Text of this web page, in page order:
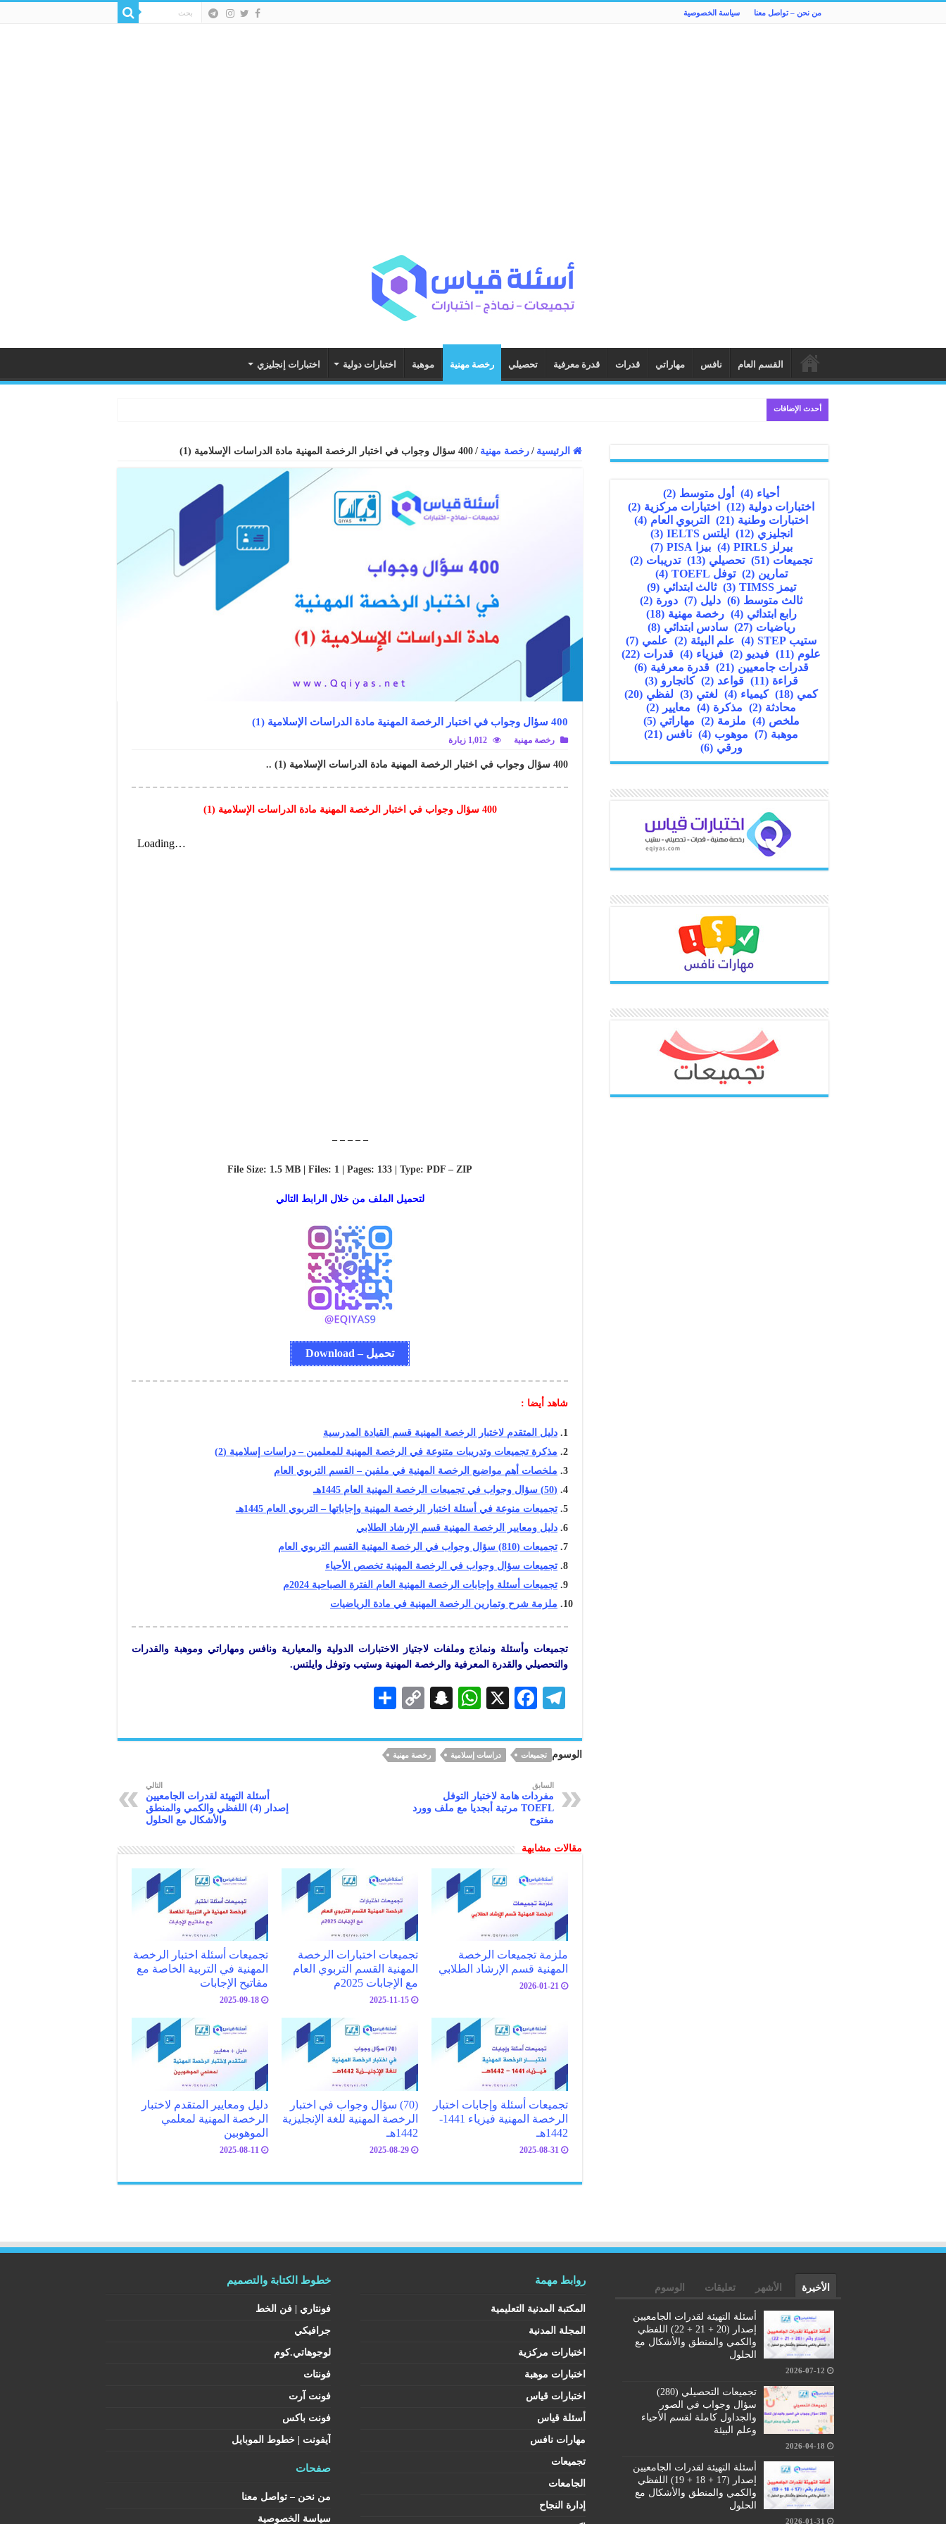
من نحن – تواصل معنا سياسة الخصوصية
القسم العام نافس مهاراتي قدرات قدرة معرفية تحصيلي رخصة مهنية موهبة اختبارات دولية اختبارات إنجليزي
أحدث الإضافات
الرئيسية / رخصة مهنية / 400 سؤال وجواب في اختبار الرخصة المهنية مادة الدراسات الإسلامية (1)
400 سؤال وجواب في اختبار الرخصة المهنية مادة الدراسات الإسلامية (1)
رخصة مهنية 1,012 زيارة
400 سؤال وجواب في اختبار الرخصة المهنية مادة الدراسات الإسلامية (1) ..
400 سؤال وجواب في اختبار الرخصة المهنية مادة الدراسات الإسلامية (1)
– – – – –
File Size: 1.5 MB | Files: 1 | Pages: 133 | Type: PDF – ZIP
لتحميل الملف من خلال الرابط التالي
تحميل – Download
شاهد أيضا :
دليل المتقدم لاختبار الرخصة المهنية قسم القيادة المدرسية
مذكرة تجميعات وتدريبات متنوعة في الرخصة المهنية للمعلمين – دراسات إسلامية (2)
ملخصات أهم مواضيع الرخصة المهنية في ملفين – القسم التربوي العام
(50) سؤال وجواب في تجميعات الرخصة المهنية العام 1445هـ
تجميعات منوعة في أسئلة اختبار الرخصة المهنية وإجاباتها – التربوي العام 1445هـ
دليل ومعايير الرخصة المهنية قسم الإرشاد الطلابي
تجميعات (810) سؤال وجواب في الرخصة المهنية القسم التربوي العام
تجميعات سؤال وجواب في الرخصة المهنية تخصص الأحياء
تجميعات أسئلة وإجابات الرخصة المهنية العام الفترة الصباحية 2024م
ملزمة شرح وتمارين الرخصة المهنية في مادة الرياضيات
تجميعات وأسئلة ونماذج وملفات لاجتياز الاختبارات الدولية والمعيارية ونافس ومهاراتي وموهبة والقدرات
والتحصيلي والقدرة المعرفية والرخصة المهنية وستيب وتوفل وايلتس.
Te
gr
a
m
F
eb
oo
k
X
W
at
s
A
p
S
a
pc
at
C
p
y
ar
الوسوم تجميعات دراسات إسلامية رخصة مهنية
السابق
مفردات هامة لاختبار التوفل
TOEFL مرتبة أبجديا مع ملف وورد
مفتوح
التالي
أسئلة التهيئة لقدرات الجامعيين
إصدار (4) اللفظي والكمي والمنطق
والأشكال مع الحلول
مقالات مشابهة
ملزمة تجميعات الرخصة
المهنية قسم الإرشاد الطلابي
2026-01-21
تجميعات اختبارات الرخصة
المهنية القسم التربوي العام
مع الإجابات 2025م
2025-11-15
تجميعات أسئلة اختبار الرخصة
المهنية في التربية الخاصة مع
مفاتيح الإجابات
2025-09-18
تجميعات أسئلة وإجابات اختبار
الرخصة المهنية فيزياء 1441-
1442هـ
2025-08-31
(70) سؤال وجواب في اختبار
الرخصة المهنية للغة الإنجليزية
1442هـ
2025-08-29
دليل ومعايير المتقدم لاختبار
الرخصة المهنية لمعلمي
الموهوبين
2025-08-11
أحياء (4) أول متوسط (2)
اختبارات دولية (12) اختبارات مركزية (2)
اختبارات وطنية (21) التربوي العام (4)
انجليزي (12) ايلتس IELTS
(3)
بيرلز PIRLS
(4) بيزا PISA
(7)
تجميعات (51) تحصيلي (13) تدريبات (2)
تمارين (2) توفل TOEFL
(4)
تيمز TIMSS
(3) ثالث ابتدائي (9)
ثالث متوسط (6) دليل (7) دورة (2)
رابع ابتدائي (4) رخصة مهنية (18)
رياضيات (27) سادس ابتدائي (8)
ستيب STEP
(4) علم البيئة (2) علمي (7)
علوم (11) فيديو (2) فيزياء (4) قدرات (22)
قدرات جامعيين (21) قدرة معرفية (6)
قراءة (11) قواعد (2) كانجارو (3)
كمي (18) كيمياء (4) لغتي (3) لفظي (20)
محادثة (2) مذكرة (4) معايير (2)
ملخص (4) ملزمة (2) مهاراتي (5)
موهبة (7) موهوب (4) نافس (21)
ورقي (6)
الأخيرة الأشهر تعليقات الوسوم
أسئلة التهيئة لقدرات الجامعيين
إصدار (20 + 21 + 22) اللفظي
والكمي والمنطق والأشكال مع
الحلول
2026-07-12
تجميعات التحصيلي (280)
سؤال وجواب في الصور
والجداول كاملة لقسم الأحياء
وعلم البيئة
2026-04-18
أسئلة التهيئة لقدرات الجامعيين
إصدار (17 + 18 + 19) اللفظي
والكمي والمنطق والأشكال مع
الحلول
2026-01-31
روابط مهمة
المكتبة المدنية التعليمية
المجلة المدنية
اختبارات مركزية
اختبارات موهبة
اختبارات قياس
أسئلة قياس
مهارات نافس
تجميعات
الجامعات
إدارة النجاح
خطوط الكتابة والتصميم
فونتاري | فن الخط
جرافيكي
لوجوهاتي.كوم
فونتات
فونت آرت
فونت باكس
آيفونت | خطوط الموبايل
صفحات
من نحن – تواصل معنا
سياسة الخصوصية